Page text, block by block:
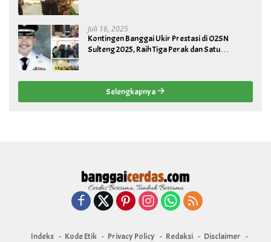
Juli 16, 2025
Kontingen Banggai Ukir Prestasi di O2SN
Sulteng 2025, Raih Tiga Perak dan Satu
Selengkapnya
Indeks Kode Etik Privacy Policy Redaksi Disclaimer